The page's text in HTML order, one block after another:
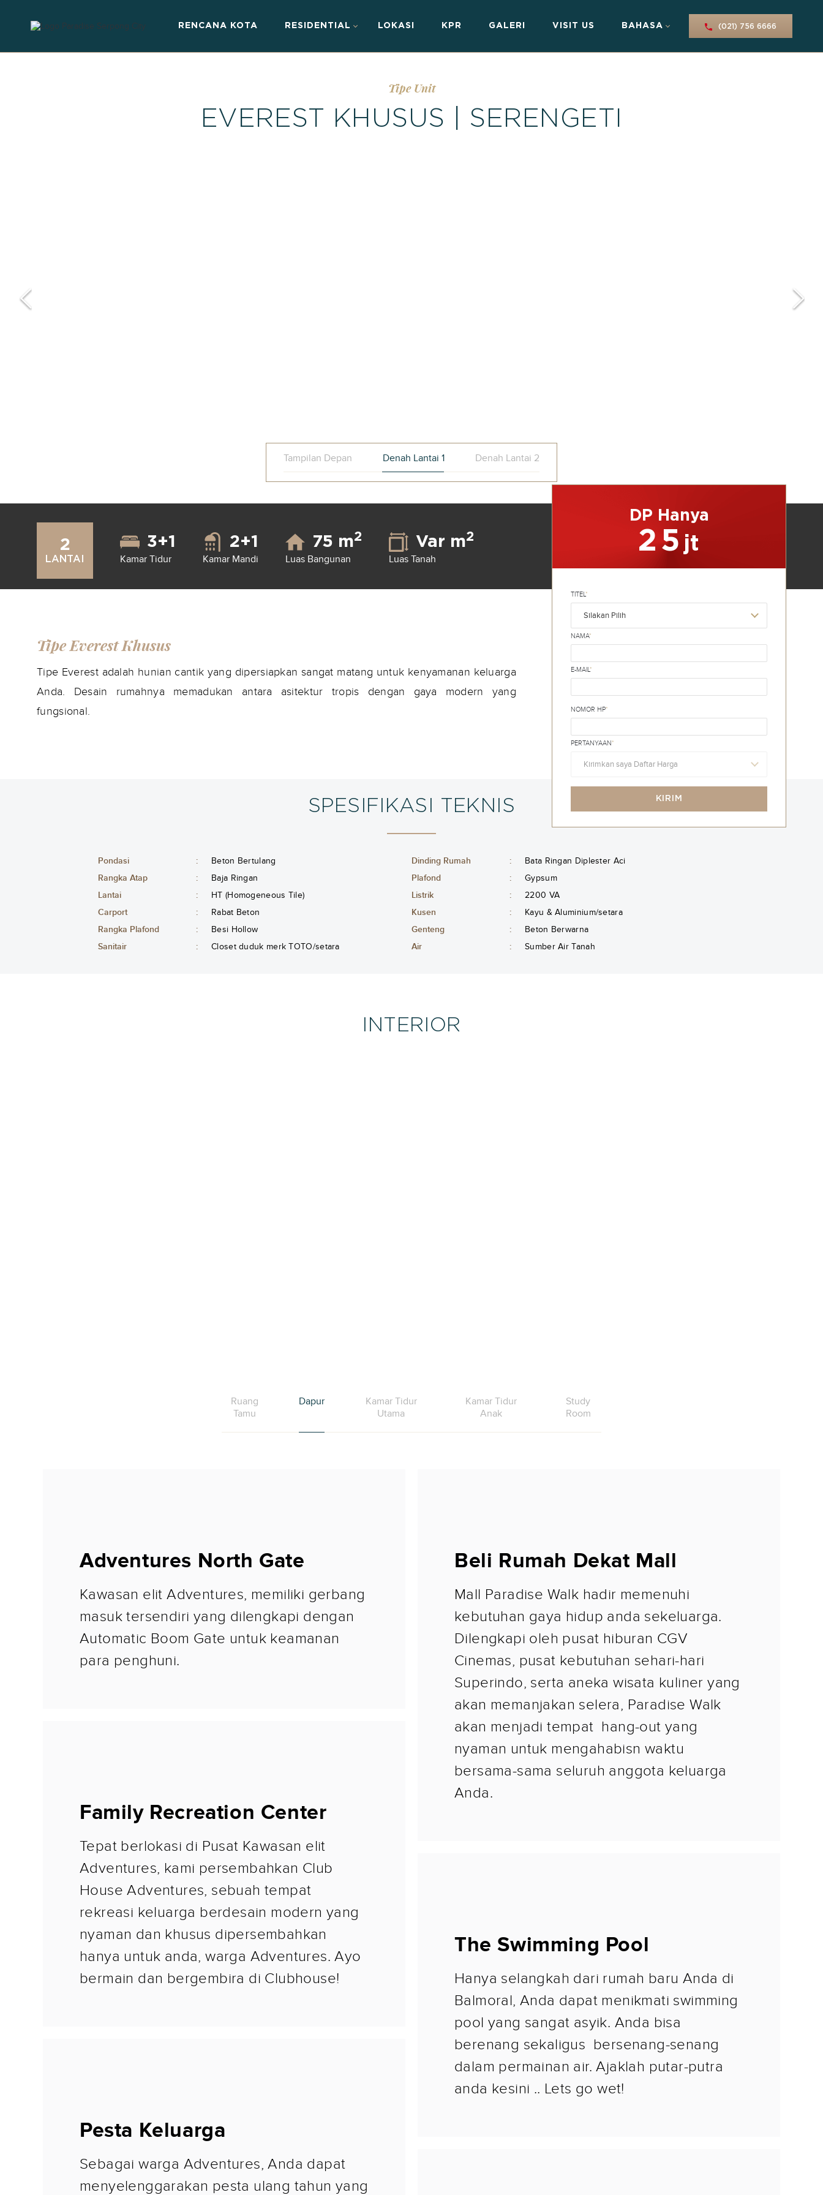
RENCANA KOTA RESIDENTIAL LOKASI KPR GALERI VISIT US BAHASA (021) 756 6666
Tipe Unit
EVEREST KHUSUS | SERENGETI
Tampilan Depan Denah Lantai 1 Denah Lantai 2
2
LANTAI
3+1
Kamar Tidur
2+1
Kamar Mandi
75 m2
Luas Bangunan
Var m2
Luas Tanah
DP Hanya
25 jt
TITEL*
Silakan Pilih
NAMA*
E-MAIL*
NOMOR HP*
PERTANYAAN*
Kirimkan saya Daftar Harga
KIRIM
Tipe Everest Khusus
Tipe Everest adalah hunian cantik yang dipersiapkan sangat matang untuk kenyamanan keluarga
Anda. Desain rumahnya memadukan antara asitektur tropis dengan gaya modern yang
fungsional.
SPESIFIKASI TEKNIS
Pondasi : Beton Bertulang Dinding Rumah :
Bata Ringan Diplester Aci
Rangka Atap
: Baja Ringan Plafond :
Gypsum
Lantai
: HT (Homogeneous Tile) Listrik :
2200 VA
Carport
: Rabat Beton Kusen :
Kayu & Aluminium/setara
Rangka Plafond
: Besi Hollow Genteng :
Beton Berwarna
Sanitair
: Closet duduk merk TOTO/setara Air : Sumber Air Tanah
INTERIOR
Ruang
Tamu
Dapur
Kamar Tidur
Utama
Kamar Tidur
Anak
Study
Room
Adventures North Gate
Kawasan elit Adventures, memiliki gerbang
masuk tersendiri yang dilengkapi dengan
Automatic Boom Gate untuk keamanan
para penghuni.
Family Recreation Center
Tepat berlokasi di Pusat Kawasan elit
Adventures, kami persembahkan Club
House Adventures, sebuah tempat
rekreasi keluarga berdesain modern yang
nyaman dan khusus dipersembahkan
hanya untuk anda, warga Adventures. Ayo
bermain dan bergembira di Clubhouse!
Pesta Keluarga
Sebagai warga Adventures, Anda dapat
menyelenggarakan pesta ulang tahun yang
Beli Rumah Dekat Mall
Mall Paradise Walk hadir memenuhi
kebutuhan gaya hidup anda sekeluarga.
Dilengkapi oleh pusat hiburan CGV
Cinemas, pusat kebutuhan sehari-hari
Superindo, serta aneka wisata kuliner yang
akan memanjakan selera, Paradise Walk
akan menjadi tempat hang-out yang
nyaman untuk mengahabisn waktu
bersama-sama seluruh anggota keluarga
Anda.
The Swimming Pool
Hanya selangkah dari rumah baru Anda di
Balmoral, Anda dapat menikmati swimming
pool yang sangat asyik. Anda bisa
berenang sekaligus bersenang-senang
dalam permainan air. Ajaklah putar-putra
anda kesini .. Lets go wet!